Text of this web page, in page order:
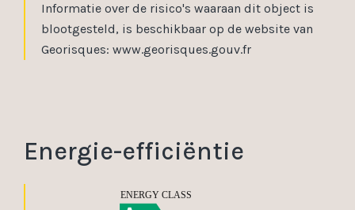
Informatie over de risico's waaraan dit object is
blootgesteld, is beschikbaar op de website van
Georisques: www.georisques.gouv.fr
Energie-efficiëntie